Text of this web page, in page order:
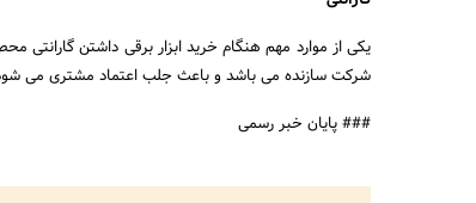
یکی از موارد مهم هنگام خرید ابزار برقی داشتن
شرکت سازنده می باشد و باعث جلب اعتماد مشتری می
### پایان خبر رسمی